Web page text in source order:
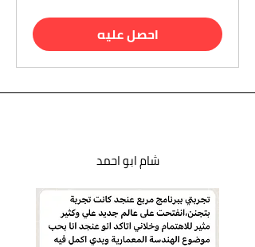
احصل عليه
شام ابو احمد